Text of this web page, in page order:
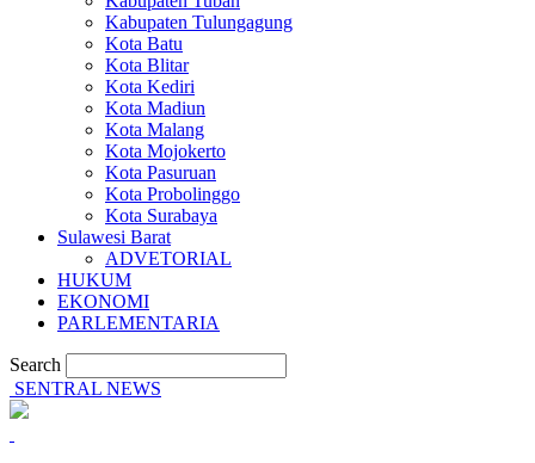
Kabupaten Tulungagung
Kota Batu
Kota Blitar
Kota Kediri
Kota Madiun
Kota Malang
Kota Mojokerto
Kota Pasuruan
Kota Probolinggo
Kota Surabaya
Sulawesi Barat
ADVETORIAL
HUKUM
EKONOMI
PARLEMENTARIA
Search
SENTRAL NEWS